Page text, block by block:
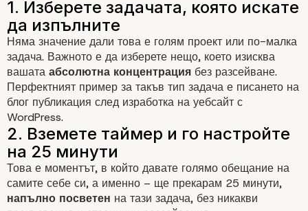
Няма значение дали това е голям проект или по-малка
задача. Важното е да изберете нещо, което изисква
вашата абсолютна концентрация без разсейване.
Перфектният пример за такъв тип задача е писането на
блог публикация след изработка на уебсайт с
WordPress.
Това е моментът, в който давате голямо обещание на
самите себе си, а именно – ще прекарам 25 минути,
напълно посветен на тази задача, без никакви